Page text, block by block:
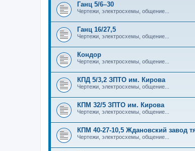
Ганц 5/6–30
Чертежи, электросхемы, общение...
Ганц 16/27,5
Чертежи, электросхемы, общение...
Кондор
Чертежи, электросхемы, общение...
КПД 5/3,2 ЗПТО им. Кирова
Чертежи, электросхемы, общение...
КПМ 32/5 ЗПТО им. Кирова
Чертежи, электросхемы, общение...
КПМ 40-27-10,5 Ждановский завод
Чертежи, электросхемы, общение...